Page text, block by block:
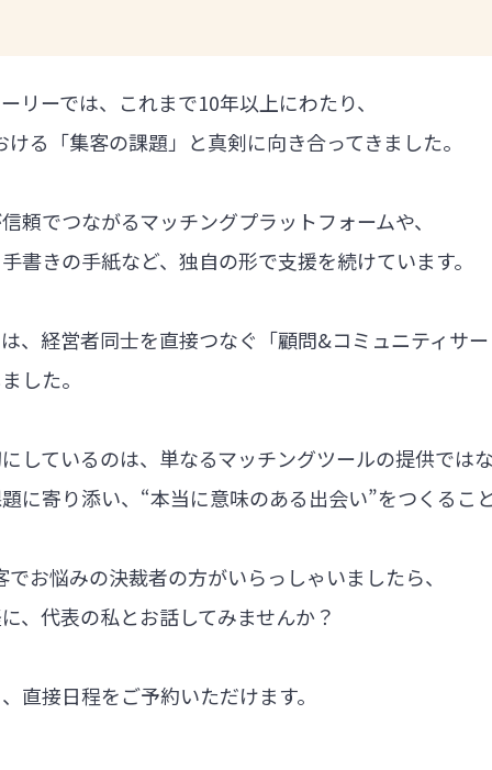
リーでは、これまで10年以上にわたり、
る「集客の課題」と真剣に向き合ってきました。
頼でつながるマッチングプラットフォームや、
書きの手紙など、独自の形で支援を続けています。
、経営者同士を直接つなぐ「顧問&コミュニティサ
した。
しているのは、単なるマッチングツールの提供では
に寄り添い、“本当に意味のある出会い”をつくるこ
お悩みの決裁者の方がいらっしゃいましたら、
、代表の私とお話してみませんか？
直接日程をご予約いただけます。